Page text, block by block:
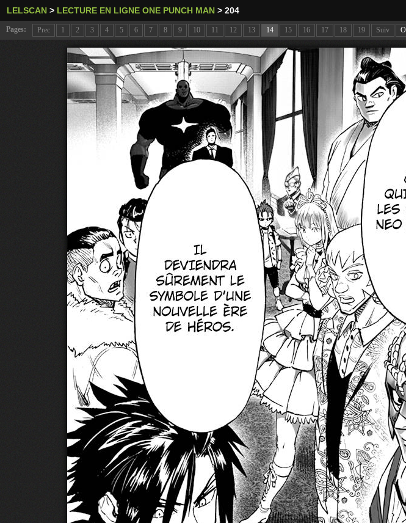
LELSCAN > LECTURE EN LIGNE ONE PUNCH MAN > 204
Pages: Prec 1 2 3 4 5 6 7 8 9 10 11 12 13 14 15 16 17 18 19 Suiv